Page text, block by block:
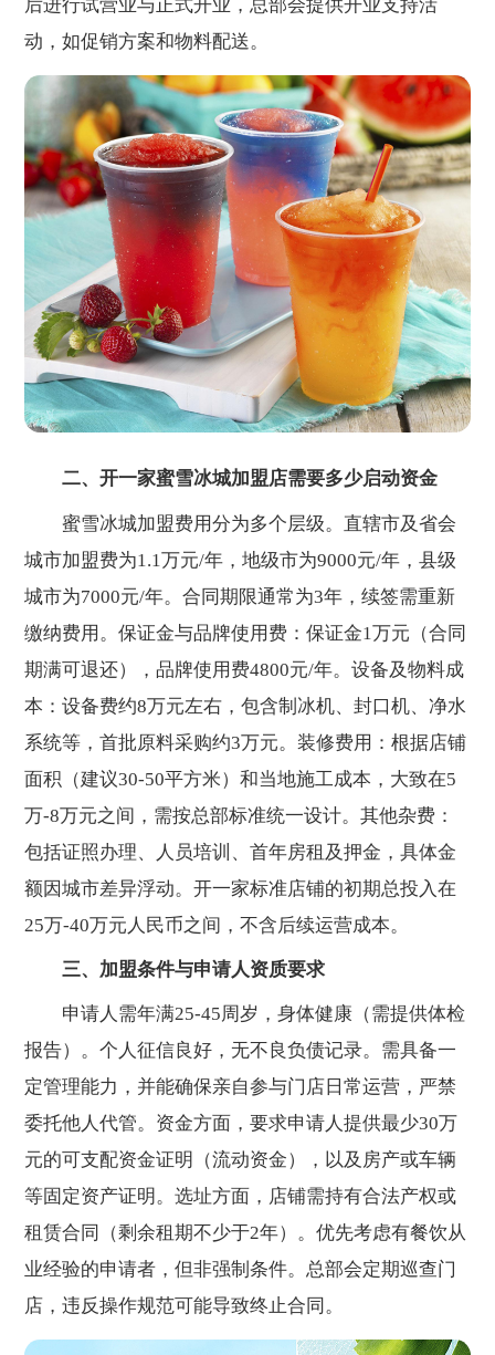
后进行试营业与正式开业，总部会提供开业支持活
动，如促销方案和物料配送。
二、开一家蜜雪冰城加盟店需要多少启动资金
蜜雪冰城加盟费用分为多个层级。直辖市及省会
城市加盟费为1.1万元/年，地级市为9000元/年，县级
城市为7000元/年。合同期限通常为3年，续签需重新
缴纳费用。保证金与品牌使用费：保证金1万元（合同
期满可退还），品牌使用费4800元/年。设备及物料成
本：设备费约8万元左右，包含制冰机、封口机、净水
系统等，首批原料采购约3万元。装修费用：根据店铺
面积（建议30-50平方米）和当地施工成本，大致在5
万-8万元之间，需按总部标准统一设计。其他杂费：
包括证照办理、人员培训、首年房租及押金，具体金
额因城市差异浮动。开一家标准店铺的初期总投入在
25万-40万元人民币之间，不含后续运营成本。
三、加盟条件与申请人资质要求
申请人需年满25-45周岁，身体健康（需提供体检
报告）。个人征信良好，无不良负债记录。需具备一
定管理能力，并能确保亲自参与门店日常运营，严禁
委托他人代管。资金方面，要求申请人提供最少30万
元的可支配资金证明（流动资金），以及房产或车辆
等固定资产证明。选址方面，店铺需持有合法产权或
租赁合同（剩余租期不少于2年）。优先考虑有餐饮从
业经验的申请者，但非强制条件。总部会定期巡查门
店，违反操作规范可能导致终止合同。